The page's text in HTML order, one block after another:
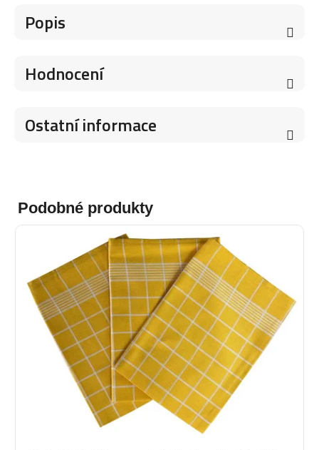
Popis
Hodnocení
Ostatní informace
Podobné produkty